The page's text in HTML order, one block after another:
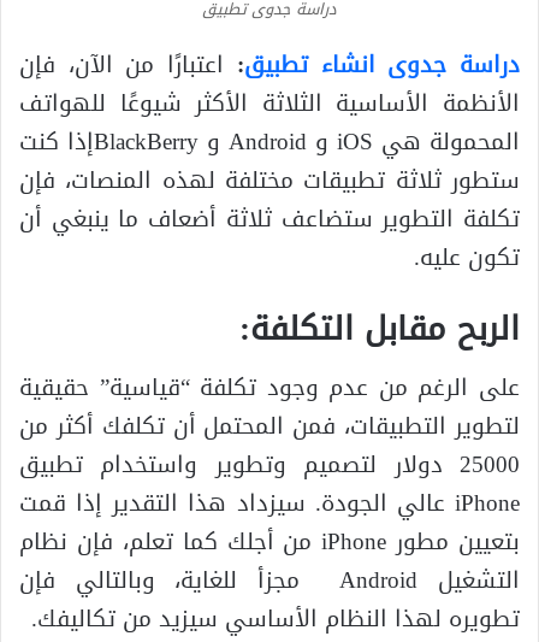
دراسة جدوى تطبيق
دراسة جدوى انشاء تطبيق: اعتبارًا من الآن، فإن
الأنظمة الأساسية الثلاثة الأكثر شيوعًا للهواتف
المحمولة هي iOS و Android و BlackBerryإذا كنت
ستطور ثلاثة تطبيقات مختلفة لهذه المنصات، فإن
تكلفة التطوير ستضاعف ثلاثة أضعاف ما ينبغي أن
تكون عليه.
الربح مقابل التكلفة:
على الرغم من عدم وجود تكلفة “قياسية” حقيقية
لتطوير التطبيقات، فمن المحتمل أن تكلفك أكثر من
25000 دولار لتصميم وتطوير واستخدام تطبيق
iPhone عالي الجودة. سيزداد هذا التقدير إذا قمت
بتعيين مطور iPhone من أجلك كما تعلم، فإن نظام
التشغيل Android مجزأ للغاية، وبالتالي فإن
تطويره لهذا النظام الأساسي سيزيد من تكاليفك.